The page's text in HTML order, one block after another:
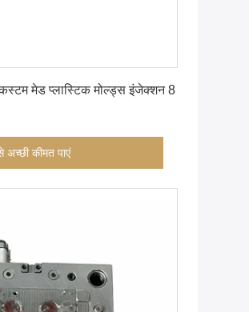
कस्टम मेड प्लास्टिक मोल्ड्स इंजेक्शन 8
अच्छी कीमत पाएं